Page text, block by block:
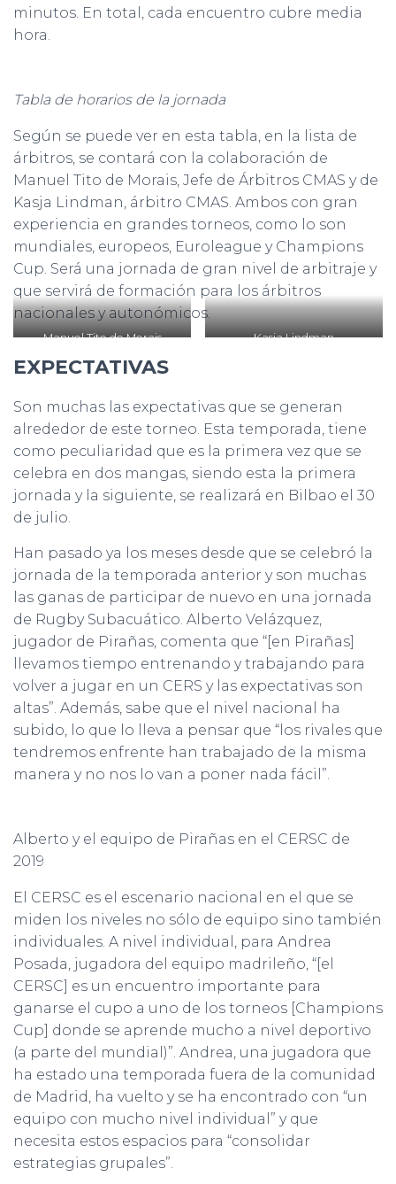
minutos. En total, cada encuentro cubre media
hora.
Tabla de horarios de la jornada
Según se puede ver en esta tabla, en la lista de
árbitros, se contará con la colaboración de
Manuel Tito de Morais, Jefe de Árbitros CMAS y de
Kasja Lindman, árbitro CMAS. Ambos con gran
experiencia en grandes torneos, como lo son
mundiales, europeos, Euroleague y Champions
Cup. Será una jornada de gran nivel de arbitraje y
que servirá de formación para los árbitros
nacionales y autonómicos.
Manuel Tito de Morais Kasja Lindman
EXPECTATIVAS
Son muchas las expectativas que se generan
alrededor de este torneo. Esta temporada, tiene
como peculiaridad que es la primera vez que se
celebra en dos mangas, siendo esta la primera
jornada y la siguiente, se realizará en Bilbao el 30
de julio.
Han pasado ya los meses desde que se celebró la
jornada de la temporada anterior y son muchas
las ganas de participar de nuevo en una jornada
de Rugby Subacuático. Alberto Velázquez,
jugador de Pirañas, comenta que “[en Pirañas]
llevamos tiempo entrenando y trabajando para
volver a jugar en un CERS y las expectativas son
altas”. Además, sabe que el nivel nacional ha
subido, lo que lo lleva a pensar que “los rivales que
tendremos enfrente han trabajado de la misma
manera y no nos lo van a poner nada fácil”.
Alberto y el equipo de Pirañas en el CERSC de
2019
El CERSC es el escenario nacional en el que se
miden los niveles no sólo de equipo sino también
individuales. A nivel individual, para Andrea
Posada, jugadora del equipo madrileño, “[el
CERSC] es un encuentro importante para
ganarse el cupo a uno de los torneos [Champions
Cup] donde se aprende mucho a nivel deportivo
(a parte del mundial)”. Andrea, una jugadora que
ha estado una temporada fuera de la comunidad
de Madrid, ha vuelto y se ha encontrado con “un
equipo con mucho nivel individual” y que
necesita estos espacios para “consolidar
estrategias grupales”.